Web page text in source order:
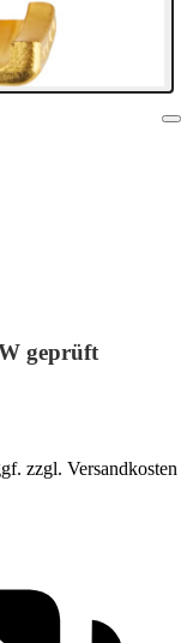
geprüft
zzgl. Versandkosten